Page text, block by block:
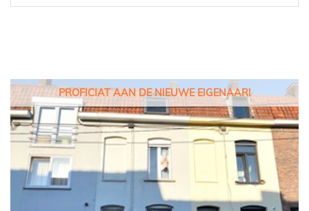
PROFICIAT AAN DE NIEUWE EIGENAAR!